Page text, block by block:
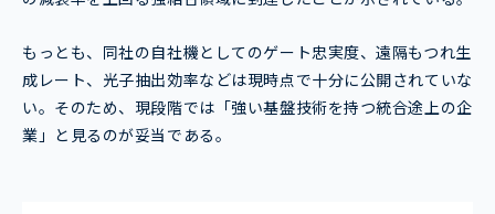
もっとも、同社の自社機としてのゲート忠実度、遠隔もつれ生
成レート、光子抽出効率などは現時点で十分に公開されていな
い。そのため、現段階では「強い基盤技術を持つ統合途上の企
業」と見るのが妥当である。